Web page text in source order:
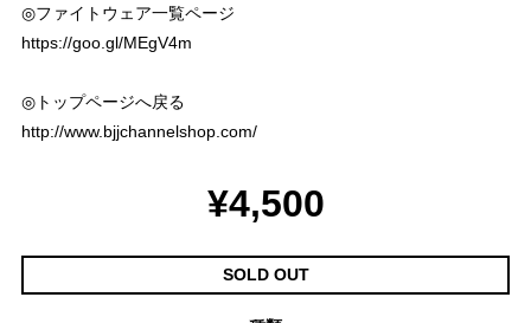
◎ファイトウェア一覧ページ
https://goo.gl/MEgV4m
◎トップページへ戻る
http://www.bjjchannelshop.com/
¥4,500
SOLD OUT